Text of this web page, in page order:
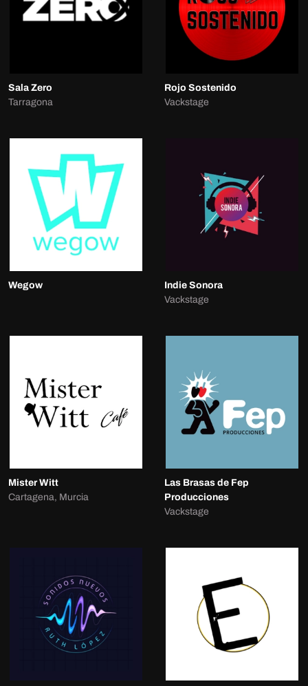
Sala Zero
Tarragona
Rojo Sostenido
Vackstage
Wegow
Indie Sonora
Vackstage
Mister Witt
Cartagena, Murcia
Las Brasas de Fep
Producciones
Vackstage